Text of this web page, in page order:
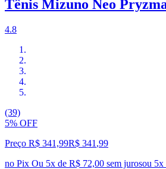
Tênis Mizuno Neo
4.8
(39)
5% OFF
Preço R$ 341,99R$ 341 ,99
no Pix Ou 5x de R$ 72,00 sem jurosou 5x